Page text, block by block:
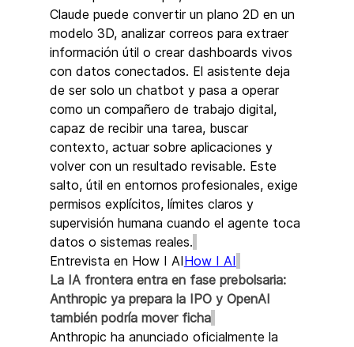
Claude puede convertir un plano 2D en un
modelo 3D, analizar correos para extraer
información útil o crear dashboards vivos
con datos conectados. El asistente deja
de ser solo un chatbot y pasa a operar
como un compañero de trabajo digital,
capaz de recibir una tarea, buscar
contexto, actuar sobre aplicaciones y
volver con un resultado revisable. Este
salto, útil en entornos profesionales, exige
permisos explícitos, límites claros y
supervisión humana cuando el agente toca
datos o sistemas reales.
Entrevista en How I AIHow I AI
La IA frontera entra en fase prebolsaria:
Anthropic ya prepara la IPO y OpenAI
también podría mover ficha
Anthropic ha anunciado oficialmente la